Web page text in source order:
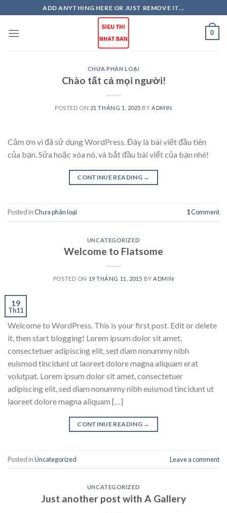
to
content
ADD ANYTHING HERE OR JUST REMOVE IT...
0
CHƯA PHÂN LOẠI
Chào tất cả mọi người!
POSTED ON 21 THÁNG 1, 2025 BY ADMIN
Cảm ơn vì đã sử dụng WordPress. Đây là bài viết đầu tiên
của bạn. Sửa hoặc xóa nó, và bắt đầu bài viết của bạn nhé!
CONTINUE READING →
Posted inChưa phân loại 1Comment
UNCATEGORIZED
Welcome to Flatsome
POSTED ON 19 THÁNG 11, 2015 BYADMIN
19
Th11
Welcome to WordPress. This is your first post. Edit or delete
it, then start blogging! Lorem ipsum dolor sit amet,
consectetuer adipiscing elit, sed diam nonummy nibh
euismod tincidunt ut laoreet dolore magna aliquam erat
volutpat. Lorem ipsum dolor sit amet, consectetuer
adipiscing elit, sed diam nonummy nibh euismod tincidunt ut
laoreet dolore magna aliquam […]
CONTINUE READING →
Posted inUncategorized Leave a comment
UNCATEGORIZED
Just another post with A Gallery